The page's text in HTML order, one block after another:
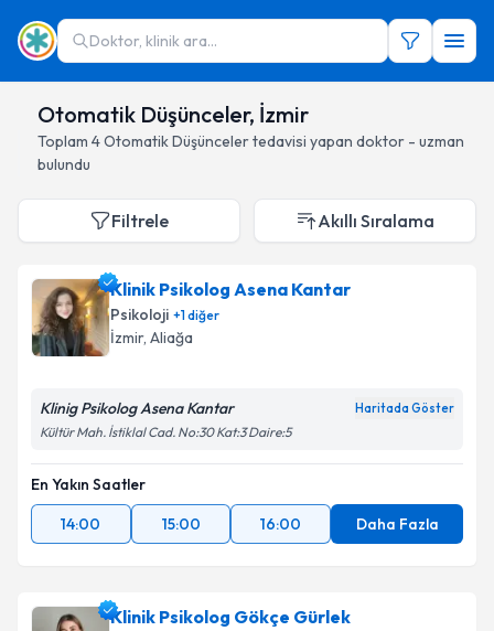
Doktor, klinik ara...
Otomatik Düşünceler, İzmir
Toplam 4Otomatik Düşüncelertedavisi yapan doktor - uzman
bulundu
Filtrele Akıllı Sıralama
Klinik Psikolog Asena Kantar
Psikoloji +1diğer
İzmir, Aliağa
Klinig Psikolog Asena Kantar Haritada Göster
Kültür Mah. İstiklal Cad. No:30 Kat:3 Daire:5
En Yakın Saatler
14:00
15:00 16:00 Daha Fazla
Klinik Psikolog Gökçe Gürlek